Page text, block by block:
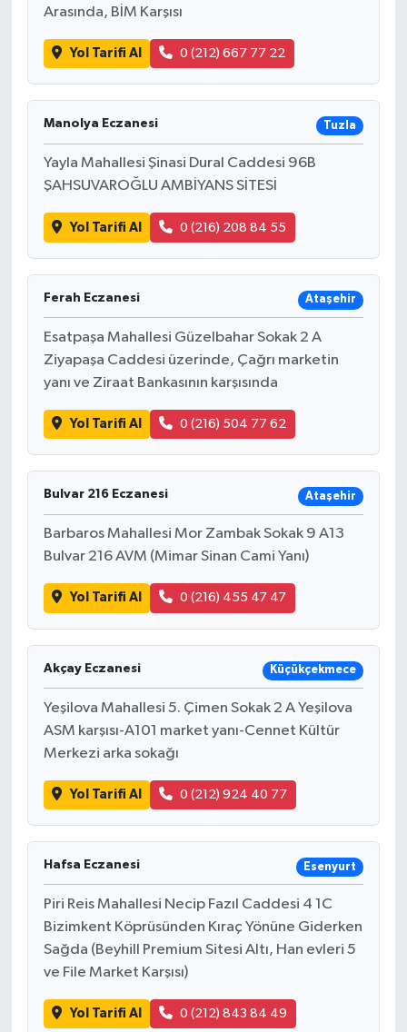
Arasında, BİM Karşısı
Yol Tarifi Al 0 (212) 667 77 22
Manolya Eczanesi Tuzla
Yayla Mahallesi Şinasi Dural Caddesi 96B
ŞAHSUVAROĞLU AMBİYANS SİTESİ
Yol Tarifi Al 0 (216) 208 84 55
Ferah Eczanesi Ataşehir
Esatpaşa Mahallesi Güzelbahar Sokak 2 A
Ziyapaşa Caddesi üzerinde, Çağrı marketin
yanı ve Ziraat Bankasının karşısında
Yol Tarifi Al 0 (216) 504 77 62
Bulvar 216 Eczanesi Ataşehir
Barbaros Mahallesi Mor Zambak Sokak 9 A13
Bulvar 216 AVM (Mimar Sinan Cami Yanı)
Yol Tarifi Al 0 (216) 455 47 47
Akçay Eczanesi Küçükçekmece
Yeşilova Mahallesi 5. Çimen Sokak 2 A Yeşilova
ASM karşısı-A101 market yanı-Cennet Kültür
Merkezi arka sokağı
Yol Tarifi Al 0 (212) 924 40 77
Hafsa Eczanesi Esenyurt
Piri Reis Mahallesi Necip Fazıl Caddesi 4 1C
Bizimkent Köprüsünden Kıraç Yönüne Giderken
Sağda (Beyhill Premium Sitesi Altı, Han evleri 5
ve File Market Karşısı)
Yol Tarifi Al 0 (212) 843 84 49